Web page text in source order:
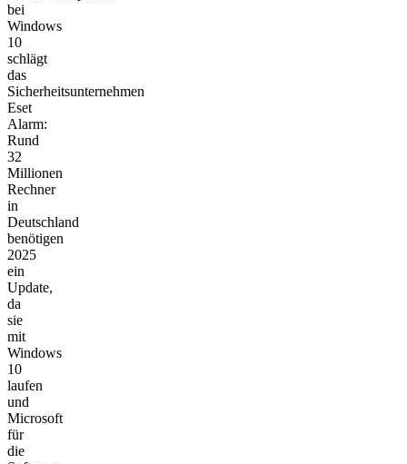
bei
Windows
10
schlägt
das
Sicherheitsunternehmen
Eset
Alarm:
Rund
32
Millionen
Rechner
in
Deutschland
benötigen
2025
ein
Update,
da
sie
mit
Windows
10
laufen
und
Microsoft
für
die